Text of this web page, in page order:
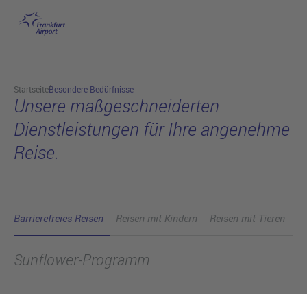
Hauptinhalt anspringen
StartseiteBesondere Bedürfnisse
Unsere maßgeschneiderten
Dienstleistungen für Ihre angenehme
Reise.
Barrierefreies Reisen Reisen mit Kindern Reisen mit Tieren
Sunflower-Programm